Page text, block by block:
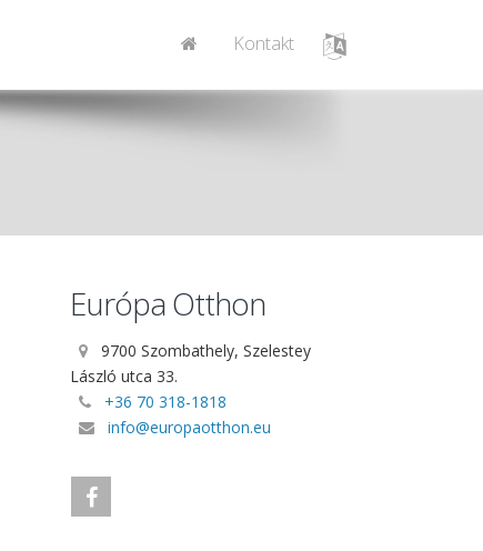
Kontakt
Európa Otthon
9700 Szombathely, Szelestey
László utca 33.
+36 70 318-1818
info@europaotthon.eu